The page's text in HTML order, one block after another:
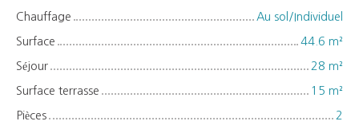
Chauffage Au sol/Individuel
Surface 44.6 m²
Séjour 28 m²
Surface terrasse 15 m²
Pièces 2